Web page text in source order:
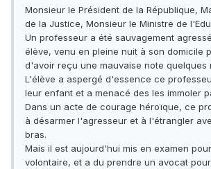
Monsieur le Président de la République,
de la Justice, Monsieur le Ministre de
Un professeur a été sauvagement
élève, venu en pleine nuit à son domicile
d'avoir reçu une mauvaise note quelques
L'élève a aspergé d'essence ce
leur enfant et a menacé des les immoler
Dans un acte de courage héroïque, ce
à désarmer l'agresseur et à l'étrangler
bras.
Mais il est aujourd'hui mis en examen
volontaire, et a du prendre un avocat